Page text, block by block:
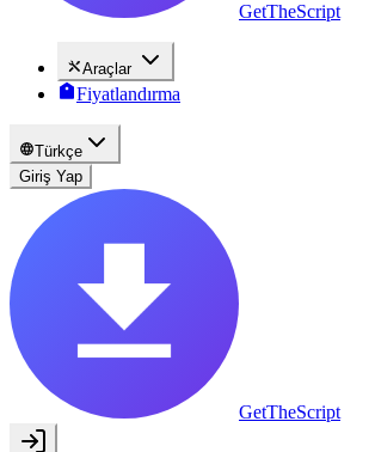
GetTheScript
Araçlar
Fiyatlandırma
Türkçe
Giriş Yap
GetTheScript